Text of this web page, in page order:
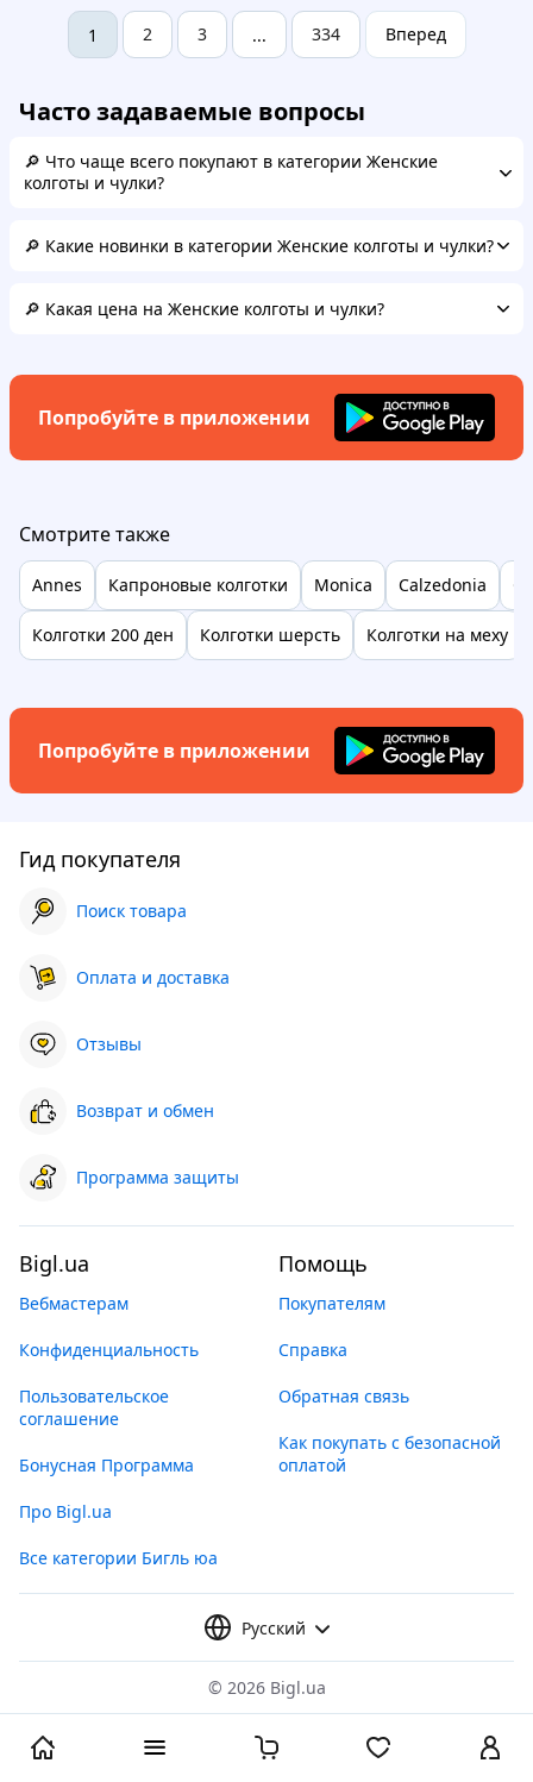
1 2 3 ... 334 Вперед
Часто задаваемые вопросы
🔎 Что чаще всего покупают в категории Женские
колготы и чулки?
🔎 Какие новинки в категории Женские колготы и чулки?
🔎 Какая цена на Женские колготы и чулки?
Попробуйте в приложении
Смотрите также
Annes Капроновые колготки Monica Calzedonia
Колготки 200 ден Колготки шерсть Колготки на меху
Попробуйте в приложении
Гид покупателя
Поиск товара
Оплата и доставка
Отзывы
Возврат и обмен
Программа защиты
Bigl.ua
Вебмастерам
Конфиденциальность
Пользовательское
соглашение
Бонусная Программа
Про Bigl.ua
Все категории Бигль юа
Помощь
Покупателям
Справка
Обратная связь
Как покупать с безопасной
оплатой
Русский
© 2026 Bigl.ua